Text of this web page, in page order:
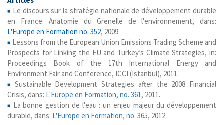
Le discours sur la stratégie nationale de développement durable
en France. Anatomie du Grenelle de l'environnement, dans:
L'Europe en Formation no. 352, 2009.
Lessons from the European Union Emissions Trading Scheme and
Prospects for Linking the EU and Turkey’s Climate Strategies, in:
Proceedings Book of the 17th International Energy and
Environment Fair and Conference, ICCI (Istanbul), 2011.
Sustainable Development Strategies after the 2008 Financial
Crisis, dans: L'Europe en Formation, no. 361, 2011.
La bonne gestion de l'eau : un enjeu majeur du développement
durable, dans: L'Europe en Formation, no. 365, 2012.